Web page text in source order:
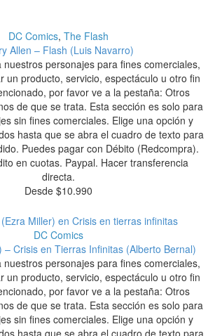
DC Comics, The Flash
Allen – Flash (Luis Navarro)
personajes para fines comerciales,
un producto, servicio, espectáculo u otro fin
por favor ve a la pestaña: Otros
de que se trata. Esta sección es solo para
sin fines comerciales. Elige una opción y
hasta que se abra el cuadro de texto para
Puedes pagar con Débito (Redcompra).
en cuotas. Paypal. Hacer transferencia
directa.
Desde $10.990
DC Comics
– Crisis en Tierras Infinitas (Alberto Bernal)
personajes para fines comerciales,
un producto, servicio, espectáculo u otro fin
por favor ve a la pestaña: Otros
de que se trata. Esta sección es solo para
sin fines comerciales. Elige una opción y
hasta que se abra el cuadro de texto para